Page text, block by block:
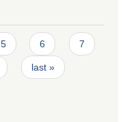
5 6 7
last »